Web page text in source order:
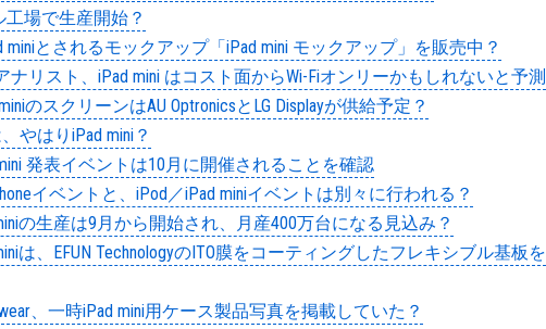
工場で生産開始？
miniとされるモックアップ「iPad mini モックアップ」を販売中？
ナリスト、iPad mini はコスト面からWi-Fiオンリーかもしれないと予測
のスクリーンはAU OptronicsとLG Displayが供給予定？
やはりiPad mini？
発表イベントは10月に開催されることを確認
イベントと、iPod／iPad miniイベントは別々に行われる？
の生産は9月から開始され、月産400万台になる見込み？
は、EFUN TechnologyのITO膜をコーティングしたフレキシブル基板を
、一時iPad mini用ケース製品写真を掲載していた？